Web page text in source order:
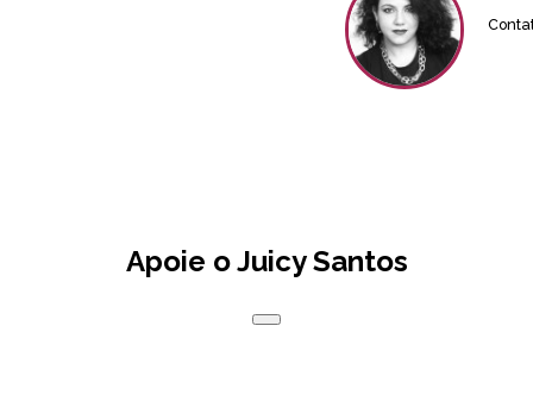
Apoie o Juicy Santos